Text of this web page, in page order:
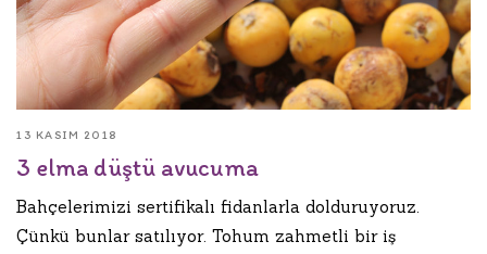
13 KASIM 2018
3 elma düştü avucuma
Bahçelerimizi sertifikalı fidanlarla dolduruyoruz.
Çünkü bunlar satılıyor. Tohum zahmetli bir iş